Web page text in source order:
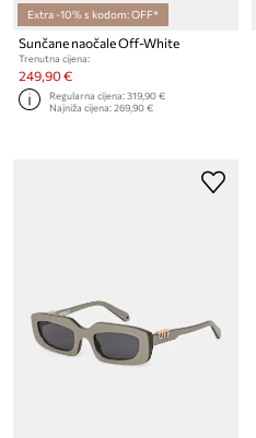
Extra -10% s kodom: OFF*
Sunčane naočale Off-White
Trenutna cijena:
249,90 €
Regularna cijena:319,90 €
Najniža cijena:269,90 €